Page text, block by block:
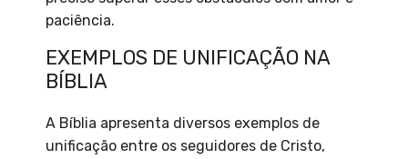
paciência.
EXEMPLOS DE UNIFICAÇÃO NA
BÍBLIA
A Bíblia apresenta diversos exemplos de
unificação entre os seguidores de Cristo,